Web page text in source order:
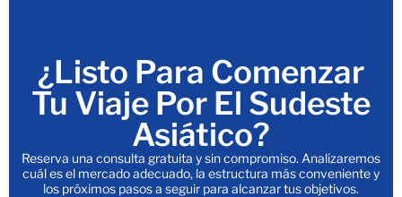
¿Listo Para Comenzar
Tu Viaje Por El Sudeste
Asiático?
Reserva una consulta gratuita y sin compromiso. Analizaremos
cuál es el mercado adecuado, la estructura más conveniente y
los próximos pasos a seguir para alcanzar tus objetivos.